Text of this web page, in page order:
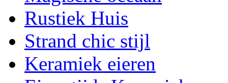
Rustiek Huis
Strand chic stijl
Keramiek eieren